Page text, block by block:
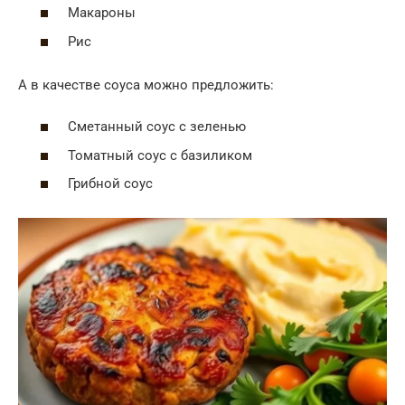
Макароны
Рис
А в качестве соуса можно предложить:
Сметанный соус с зеленью
Томатный соус с базиликом
Грибной соус